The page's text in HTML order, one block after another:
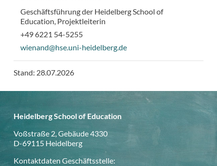
Geschäftsführung der Heidelberg School of
Education, Projektleiterin
+49 6221 54-5255
wienand@hse.uni-heidelberg.de
Stand: 28.07.2026
Heidelberg School of Education
Voßstraße 2, Gebäude 4330
D-69115 Heidelberg
Kontaktdaten Geschäftsstelle: